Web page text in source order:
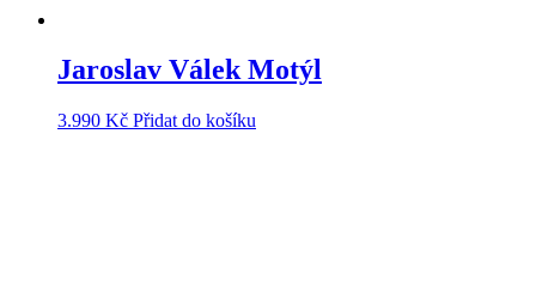
Jaroslav Válek Motýl
3.990 Kč Přidat do košíku